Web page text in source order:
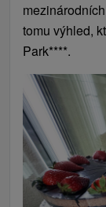
tomu výhled,
Park****.